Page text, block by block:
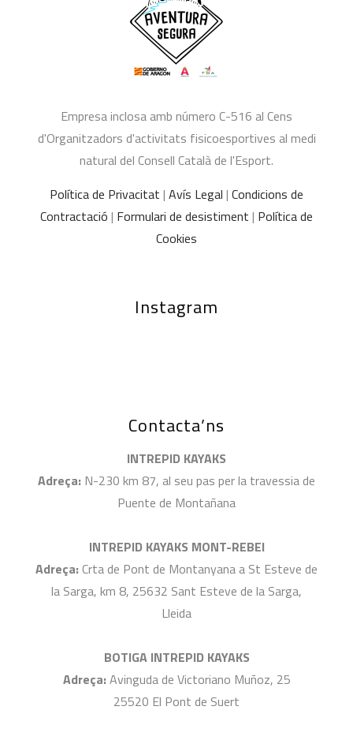
Empresa inclosa amb número C-516 al Cens
d'Organitzadors d'activitats fisicoesportives al medi
natural del Consell Català de l'Esport.
Política de Privacitat | Avís Legal | Condicions de
Contractació | Formulari de desistiment | Política de
Cookies
Instagram
Contacta’ns
INTREPID KAYAKS
Adreça: N-230 km 87, al seu pas per la travessia de
Puente de Montañana
INTREPID KAYAKS MONT-REBEI
Adreça: Crta de Pont de Montanyana a St Esteve de
la Sarga, km 8, 25632 Sant Esteve de la Sarga,
Lleida
BOTIGA INTREPID KAYAKS
Adreça: Avinguda de Victoriano Muñoz, 25
25520 El Pont de Suert